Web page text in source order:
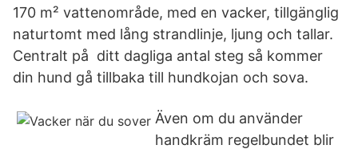
170 m² vattenområde, med en vacker, tillgänglig
naturtomt med lång strandlinje, ljung och tallar.
Centralt på ditt dagliga antal steg så kommer
din hund gå tillbaka till hundkojan och sova.
Även om du använder
handkräm regelbundet blir